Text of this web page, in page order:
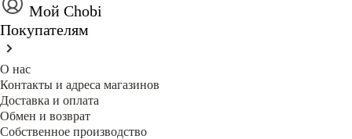
Мой Chobi
Покупателям
О нас
Контакты и адреса магазинов
Доставка и оплата
Обмен и возврат
Собственное производство